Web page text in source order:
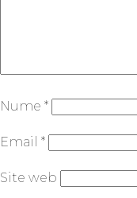
Nume *
Email *
Site web